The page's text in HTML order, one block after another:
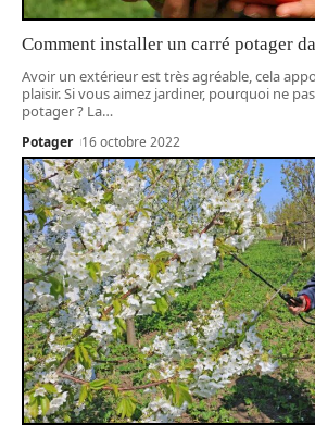
Comment installer un carré potager
Avoir un extérieur est très agréable, cela
plaisir. Si vous aimez jardiner, pourquoi ne
potager ? La…
Potager 16 octobre 2022